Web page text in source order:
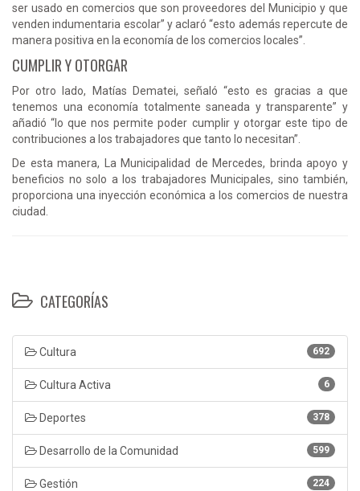
ser usado en comercios que son proveedores del Municipio y que
venden indumentaria escolar” y aclaró “esto además repercute de
manera positiva en la economía de los comercios locales”.
CUMPLIR Y OTORGAR
Por otro lado, Matías Dematei, señaló “esto es gracias a que
tenemos una economía totalmente saneada y transparente” y
añadió “lo que nos permite poder cumplir y otorgar este tipo de
contribuciones a los trabajadores que tanto lo necesitan”.
De esta manera, La Municipalidad de Mercedes, brinda apoyo y
beneficios no solo a los trabajadores Municipales, sino también,
proporciona una inyección económica a los comercios de nuestra
ciudad.
CATEGORÍAS
692
Cultura
6
Cultura Activa
378
Deportes
599
Desarrollo de la Comunidad
224
Gestión